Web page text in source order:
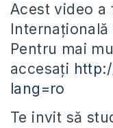
Acest video a
Pentru mai
accesați
lang=ro
Te invit să